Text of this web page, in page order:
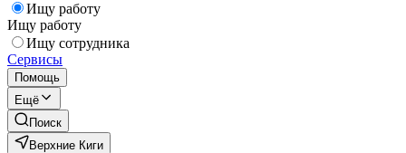
Ищу работу
Ищу работу
Ищу сотрудника
Сервисы
Помощь
Ещё
Поиск
Верхние Киги